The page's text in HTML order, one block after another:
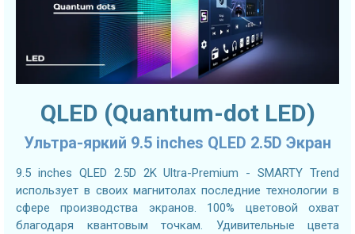
QLED (Quantum-dot LED)
Ультра-яркий 9.5 inches QLED 2.5D Экран
9.5 inches QLED 2.5D 2K Ultra-Premium - SMARTY Trend
использует в своих магнитолах последние технологии в
сфере производства экранов. 100% цветовой охват
благодаря квантовым точкам. Удивительные цвета